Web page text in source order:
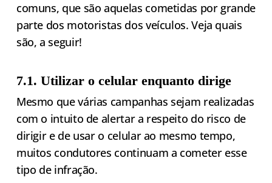
comuns, que são aquelas cometidas por grande
parte dos motoristas dos veículos. Veja quais
são, a seguir!
7.1. Utilizar o celular enquanto dirige
Mesmo que várias campanhas sejam realizadas
com o intuito de alertar a respeito do risco de
dirigir e de usar o celular ao mesmo tempo,
muitos condutores continuam a cometer esse
tipo de infração.